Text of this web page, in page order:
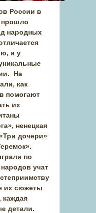
России в
прошло
народных
и у
На
как
помогают
их
ненецкая
дочери»
по
учат
их сюжеты
каждая
детали.